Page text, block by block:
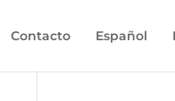
Contacto Español